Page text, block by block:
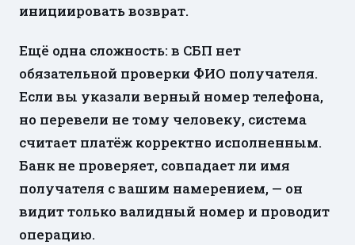
инициировать возврат.
Ещё одна сложность: в СБП нет
обязательной проверки ФИО получателя.
Если вы указали верный номер телефона,
но перевели не тому человеку, система
считает платёж корректно исполненным.
Банк не проверяет, совпадает ли имя
получателя с вашим намерением, — он
видит только валидный номер и проводит
операцию.